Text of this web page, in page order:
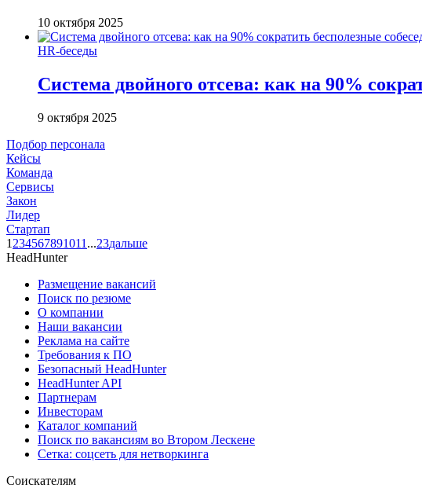
10 октября 2025
HR-беседы
Система двойного отсева: как на 90%
9 октября 2025
Подбор персонала
Кейсы
Команда
Сервисы
Закон
Лидер
Стартап
1 234567891011 ...23дальше
HeadHunter
Размещение вакансий
Поиск по резюме
О компании
Наши вакансии
Реклама на сайте
Требования к ПО
Безопасный HeadHunter
HeadHunter API
Партнерам
Инвесторам
Каталог компаний
Поиск по вакансиям во Втором Лескене
Сетка: соцсеть для нетворкинга
Соискателям